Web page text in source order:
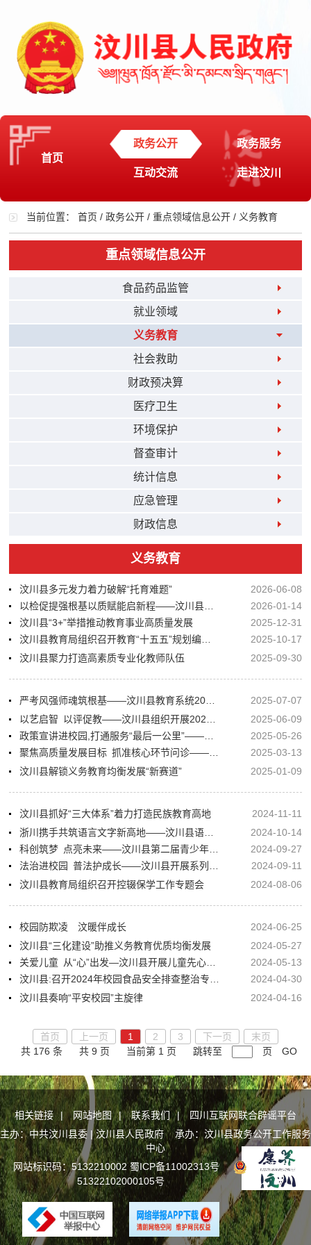
首页
政务公开 政务服务
互动交流 走进汶川
当前位置：首页 /政务公开 /重点领域信息公开 / 义务教育
重点领域信息公开
食品药品监管
就业领域
义务教育
社会救助
财政预决算
医疗卫生
环境保护
督查审计
统计信息
应急管理
财政信息
义务教育
汶川县多元发力着力破解“托育难题”
2026-06-08
2026-01-14
汶川县“3+”举措推动教育事业高质量发展
2025-12-31
2025-10-17
汶川县聚力打造高素质专业化教师队伍
2025-09-30
2025-07-07
2025-06-09
2025-05-26
2025-03-13
汶川县解锁义务教育均衡发展“新赛道”
2025-01-09
汶川县抓好“三大体系”着力打造民族教育高地
2024-11-11
2024-10-14
2024-09-27
2024-09-11
汶川县教育局组织召开控辍保学工作专题会
2024-08-06
校园防欺凌 汶暖伴成长
2024-06-25
汶川县“三化建设”助推义务教育优质均衡发展
2024-05-27
2024-05-13
2024-04-30
汶川县奏响“平安校园”主旋律
2024-04-16
首页 上一页 1 2 3 下一页
末页
共 176 条
共 9 页 当前第 1 页 跳转至 页 GO
相关链接 | 网站地图 | 联系我们 |
四川互联网联合辟谣平台
主办：中共汶川县委 | 汶川县人民政府 承办：汶川县政务公开工作服务
中心
网站标识码：5132210002蜀ICP备11002313号
川公网安备
51322102000105号